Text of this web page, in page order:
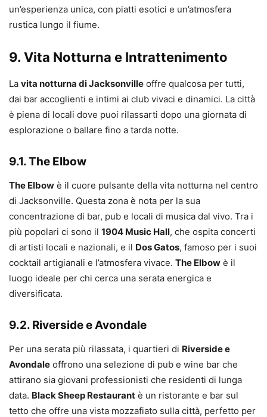
un’esperienza unica, con piatti esotici e un’atmosfera
rustica lungo il fiume.
9. Vita Notturna e Intrattenimento
La vita notturna di Jacksonville offre qualcosa per tutti,
dai bar accoglienti e intimi ai club vivaci e dinamici. La città
è piena di locali dove puoi rilassarti dopo una giornata di
esplorazione o ballare fino a tarda notte.
9.1. The Elbow
The Elbow è il cuore pulsante della vita notturna nel centro
di Jacksonville. Questa zona è nota per la sua
concentrazione di bar, pub e locali di musica dal vivo. Tra i
più popolari ci sono il 1904 Music Hall, che ospita concerti
di artisti locali e nazionali, e il Dos Gatos, famoso per i suoi
cocktail artigianali e l’atmosfera vivace. The Elbow è il
luogo ideale per chi cerca una serata energica e
diversificata.
9.2. Riverside e Avondale
Per una serata più rilassata, i quartieri di Riverside e
Avondale offrono una selezione di pub e wine bar che
attirano sia giovani professionisti che residenti di lunga
data. Black Sheep Restaurant è un ristorante e bar sul
tetto che offre una vista mozzafiato sulla città, perfetto per